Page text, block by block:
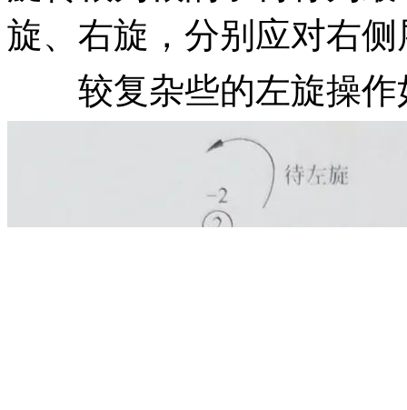
旋、右旋，分别应对右
较复杂些的左旋操作